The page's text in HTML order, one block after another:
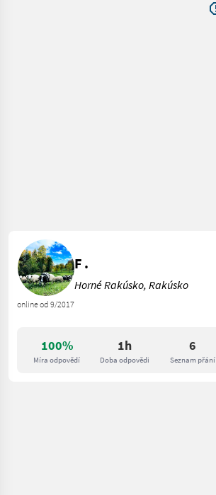
100%
Míra odpovědí
1h
Doba odpovědi
6
Seznam přání
online od 9/2017
F .
Horné Rakúsko, Rakúsko